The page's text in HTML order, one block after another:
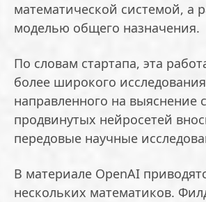
математической системой, а
моделью общего назначения.
По словам стартапа, эта
более широкого
направленного на выяснение
продвинутых нейросетей
передовые научные
В материале OpenAI
нескольких математиков.